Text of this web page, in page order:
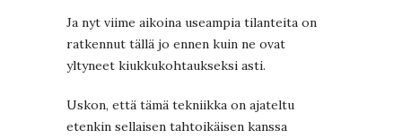
Ja nyt viime aikoina useampia tilanteita on
ratkennut tällä jo ennen kuin ne ovat
yltyneet kiukkukohtaukseksi asti.
Uskon, että tämä tekniikka on ajateltu
etenkin sellaisen tahtoikäisen kanssa